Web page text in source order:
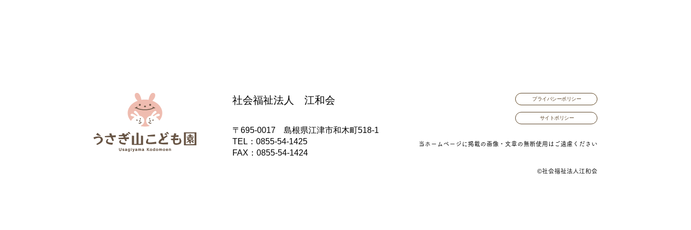
社会福祉法人 江和会 プライバシーポリシー
サイトポリシー
〒695-0017 島根県江津市和木町518-1
​TEL：0855-54-1425
FAX：0855-54-1424
当ホームページに掲載の画像・文章の無断使用はご遠慮ください
©社会福祉法人江和会